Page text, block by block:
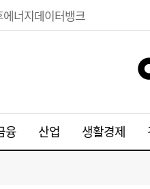
에너지데이터뱅크
융 산업 생활경제